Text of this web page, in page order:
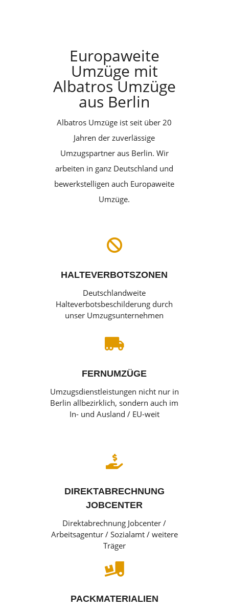
Europaweite
Umzüge mit
Albatros Umzüge
aus Berlin
Albatros Umzüge ist seit über 20
Jahren der zuverlässige
Umzugspartner aus Berlin. Wir
arbeiten in ganz Deutschland und
bewerkstelligen auch Europaweite
Umzüge.

HALTEVERBOTSZONEN
Deutschlandweite
Halteverbotsbeschilderung durch
unser Umzugsunternehmen

FERNUMZÜGE
Umzugsdienstleistungen nicht nur in
Berlin allbezirklich, sondern auch im
In- und Ausland / EU-weit

DIREKTABRECHNUNG
JOBCENTER
Direktabrechnung Jobcenter /
Arbeitsagentur / Sozialamt / weitere
Träger

PACKMATERIALIEN